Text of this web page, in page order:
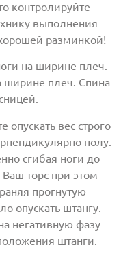
контролируйте
выполнения
разминкой!
на ширине плеч.
ширине плеч. Спина
вес строго
полу.
сгибая ноги до
торс при этом
прогнутую
опускать штангу.
негативную фазу
штанги.